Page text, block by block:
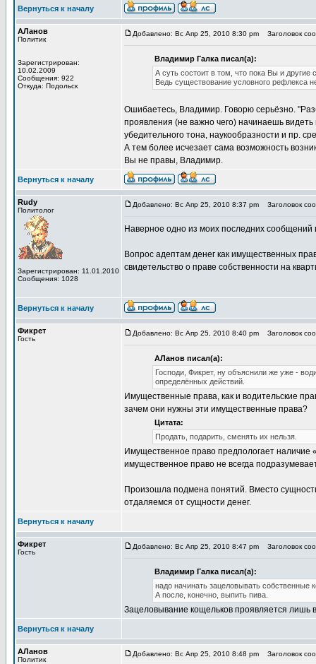
Вернуться к началу
АЛанов
Политик
Зарегистрирован:
10.02.2009
Сообщения: 922
Откуда: Подольск
Добавлено: Вс Апр 25, 2010 8:30 pm Заголовок
Владимир Галка писал(а):
А суть состоит в том, что пока Вы и
Ведь существование условного рефлекса
Ошибаетесь, Владимир. Говорю серьёзно.
проявления (не важно чего) начинаешь
убедительного тона, наукообразности и пр.
А тем более исчезает сама возможность
Вы не правы, Владимир.
Вернуться к началу
Rudy
Политолог
Зарегистрирован: 11.01.2010
Сообщения: 1028
Добавлено: Вс Апр 25, 2010 8:37 pm Заголовок
Наверное одно из моих последних сообщений
Вопрос адептам денег как имущественных
свидетельство о праве собственности на
Вернуться к началу
Фикрет
Гость
Добавлено: Вс Апр 25, 2010 8:40 pm Заголовок
АЛанов писал(а):
Господи, Фикрет, ну объяснили же уже -
определённых действий.
Имущественные права, как и водительские
зачем они нужны эти имущественные права?
Цитата:
Продать, подарить, сменять их нельзя.
Имущественное право предпологает
имущественное право не всегда
Произошла подмена понятий. Вместо
отдаляемся от сущности денег.
Вернуться к началу
Фикрет
Гость
Добавлено: Вс Апр 25, 2010 8:47 pm Заголовок
Владимир Галка писал(а):
надо начинать зацеловывать собственные
А после, конечно, выпить пива.
Зацеловывание кощельков проявляется лишь
Вернуться к началу
АЛанов
Политик
Добавлено: Вс Апр 25, 2010 8:48 pm Заголовок